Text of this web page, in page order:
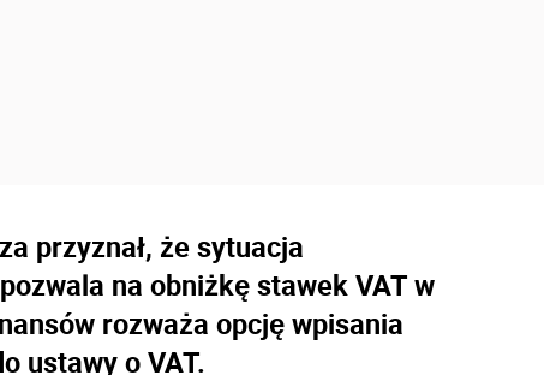
przyznał, że sytuacja
na obniżkę stawek VAT w
rozważa opcję wpisania
ustawy o VAT.